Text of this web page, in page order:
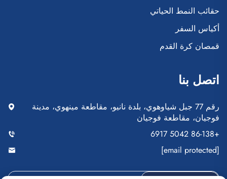
حقائب النمط الحياتي
أكياس السفر
قمصان كرة القدم
اتصل بنا
رقم 77 جبل شياوهوي، بلدة نانيو، مقاطعة مينهوي، مدينة
فوجيان، مقاطعة فوجيان
+86-138 5042 6917
[email protected]